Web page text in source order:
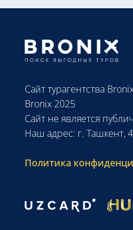
Сайт турагентства
Bronix 2025
Сайт не является
Наш адрес: г. Ташкент,
Политика